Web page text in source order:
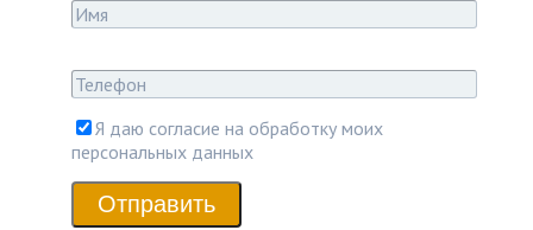
Я даю согласие на обработку моих
персональных данных
Отправить